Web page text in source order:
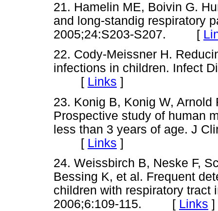
21. Hamelin ME, Boivin G.
and long-standig respiratory
2005;24:S203-S207. [
22. Cody-Meissner H.
infections in children. Infect
[ Links ]
23. Konig B, Konig W,
Prospective study of human
less than 3 years of age. J
[ Links ]
24. Weissbirch B, Neske F,
Bessing K, et al. Frequent
children with respiratory tract
2006;6:109-115. [ Links ]